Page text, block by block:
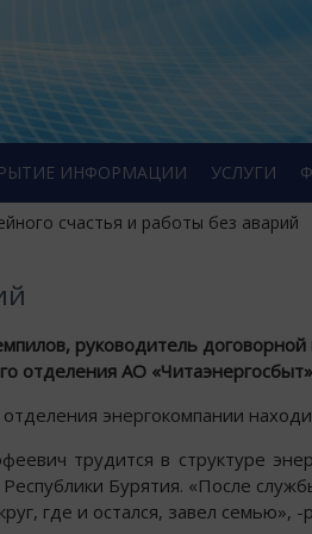
ИНФОРМАЦИИ УСЛУГИ
счастья и работы без аварий
руководитель
отделения АО
энергокомпании
трудится в структуре
Бурятия. «После
где и остался, завел семью», -